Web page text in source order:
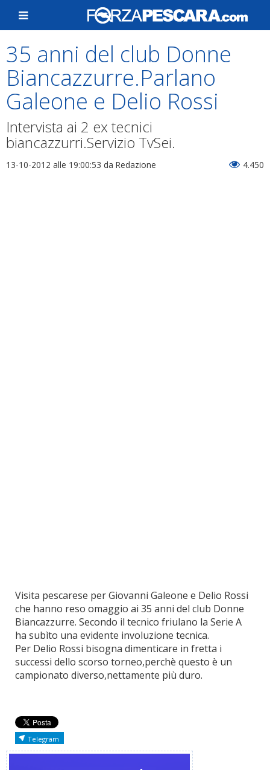
35 anni del club Donne
Biancazzurre.Parlano
Galeone e Delio Rossi
Intervista ai 2 ex tecnici
biancazzurri.Servizio TvSei.
13-10-2012 alle 19:00:53 da Redazione 4.450
Visita pescarese per Giovanni Galeone e Delio Rossi
che hanno reso omaggio ai 35 anni del club Donne
Biancazzurre. Secondo il tecnico friulano la Serie A
ha subìto una evidente involuzione tecnica.
Per Delio Rossi bisogna dimenticare in fretta i
successi dello scorso torneo,perchè questo è un
campionato diverso,nettamente più duro.
Telegram